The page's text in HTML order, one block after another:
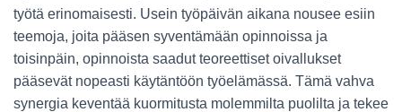
työtä erinomaisesti. Usein työpäivän aikana nousee esiin
teemoja, joita pääsen syventämään opinnoissa ja
toisinpäin, opinnoista saadut teoreettiset oivallukset
pääsevät nopeasti käytäntöön työelämässä. Tämä vahva
synergia keventää kuormitusta molemmilta puolilta ja tekee